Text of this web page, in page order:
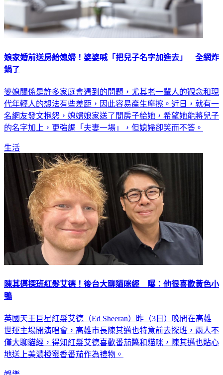
娘家婚前送房給媳婦！婆婆喊「把兒子名字加進去」 全網炸
鍋了
婆媳關係是許多家庭會遇到的問題，尤其老一輩人的觀念和現
代年輕人的想法有些差距，因此容易產生摩擦。近日，就有一
名網友發文抱怨，媳婦娘家送了間房子給她，希望她能將兒子
的名字加上，更強調「夫妻一場」，但媳婦卻笑而不答。
生活
陳其邁探班紅髮艾德！後台大聊貓咪經 曝：他很喜歡黃色小
鴨
英國天王巨星紅髮艾德（Ed Sheeran）昨（3日）晚間在高雄
世運主場開演唱會，高雄市長陳其邁也特意前去探班，兩人不
僅大聊貓經，得知紅髮艾德喜歡番茄醬和貓咪，陳其邁也貼心
地送上美濃橙蜜香番茄作為禮物。